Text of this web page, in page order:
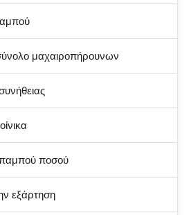
μαχαιροπήρουνων
ποσού
εξάρτηση